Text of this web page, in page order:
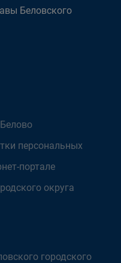
Беловского
персональных
портале
округа
городского